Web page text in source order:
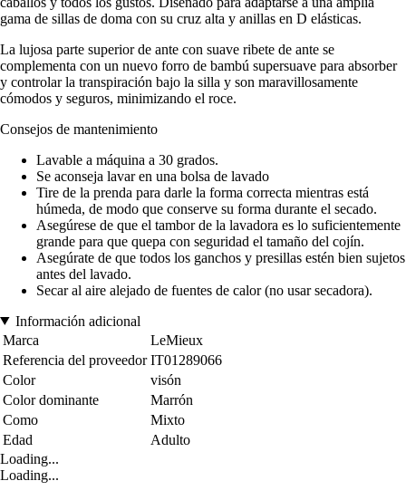
gama de sillas de doma con su cruz alta y anillas en D elásticas.
La lujosa parte superior de ante con suave ribete de ante se
complementa con un nuevo forro de bambú supersuave para absorber
y controlar la transpiración bajo la silla y son maravillosamente
cómodos y seguros, minimizando el roce.
Consejos de mantenimiento
Lavable a máquina a 30 grados.
Se aconseja lavar en una bolsa de lavado
Tire de la prenda para darle la forma correcta mientras está
húmeda, de modo que conserve su forma durante el secado.
Asegúrese de que el tambor de la lavadora es lo suficientemente
grande para que quepa con seguridad el tamaño del cojín.
Asegúrate de que todos los ganchos y presillas estén bien sujetos
antes del lavado.
Secar al aire alejado de fuentes de calor (no usar secadora).
Información adicional
Marca
LeMieux
Referencia del proveedor IT01289066
Color
visón
Color dominante
Marrón
Como
Mixto
Edad
Adulto
Loading...
Loading...